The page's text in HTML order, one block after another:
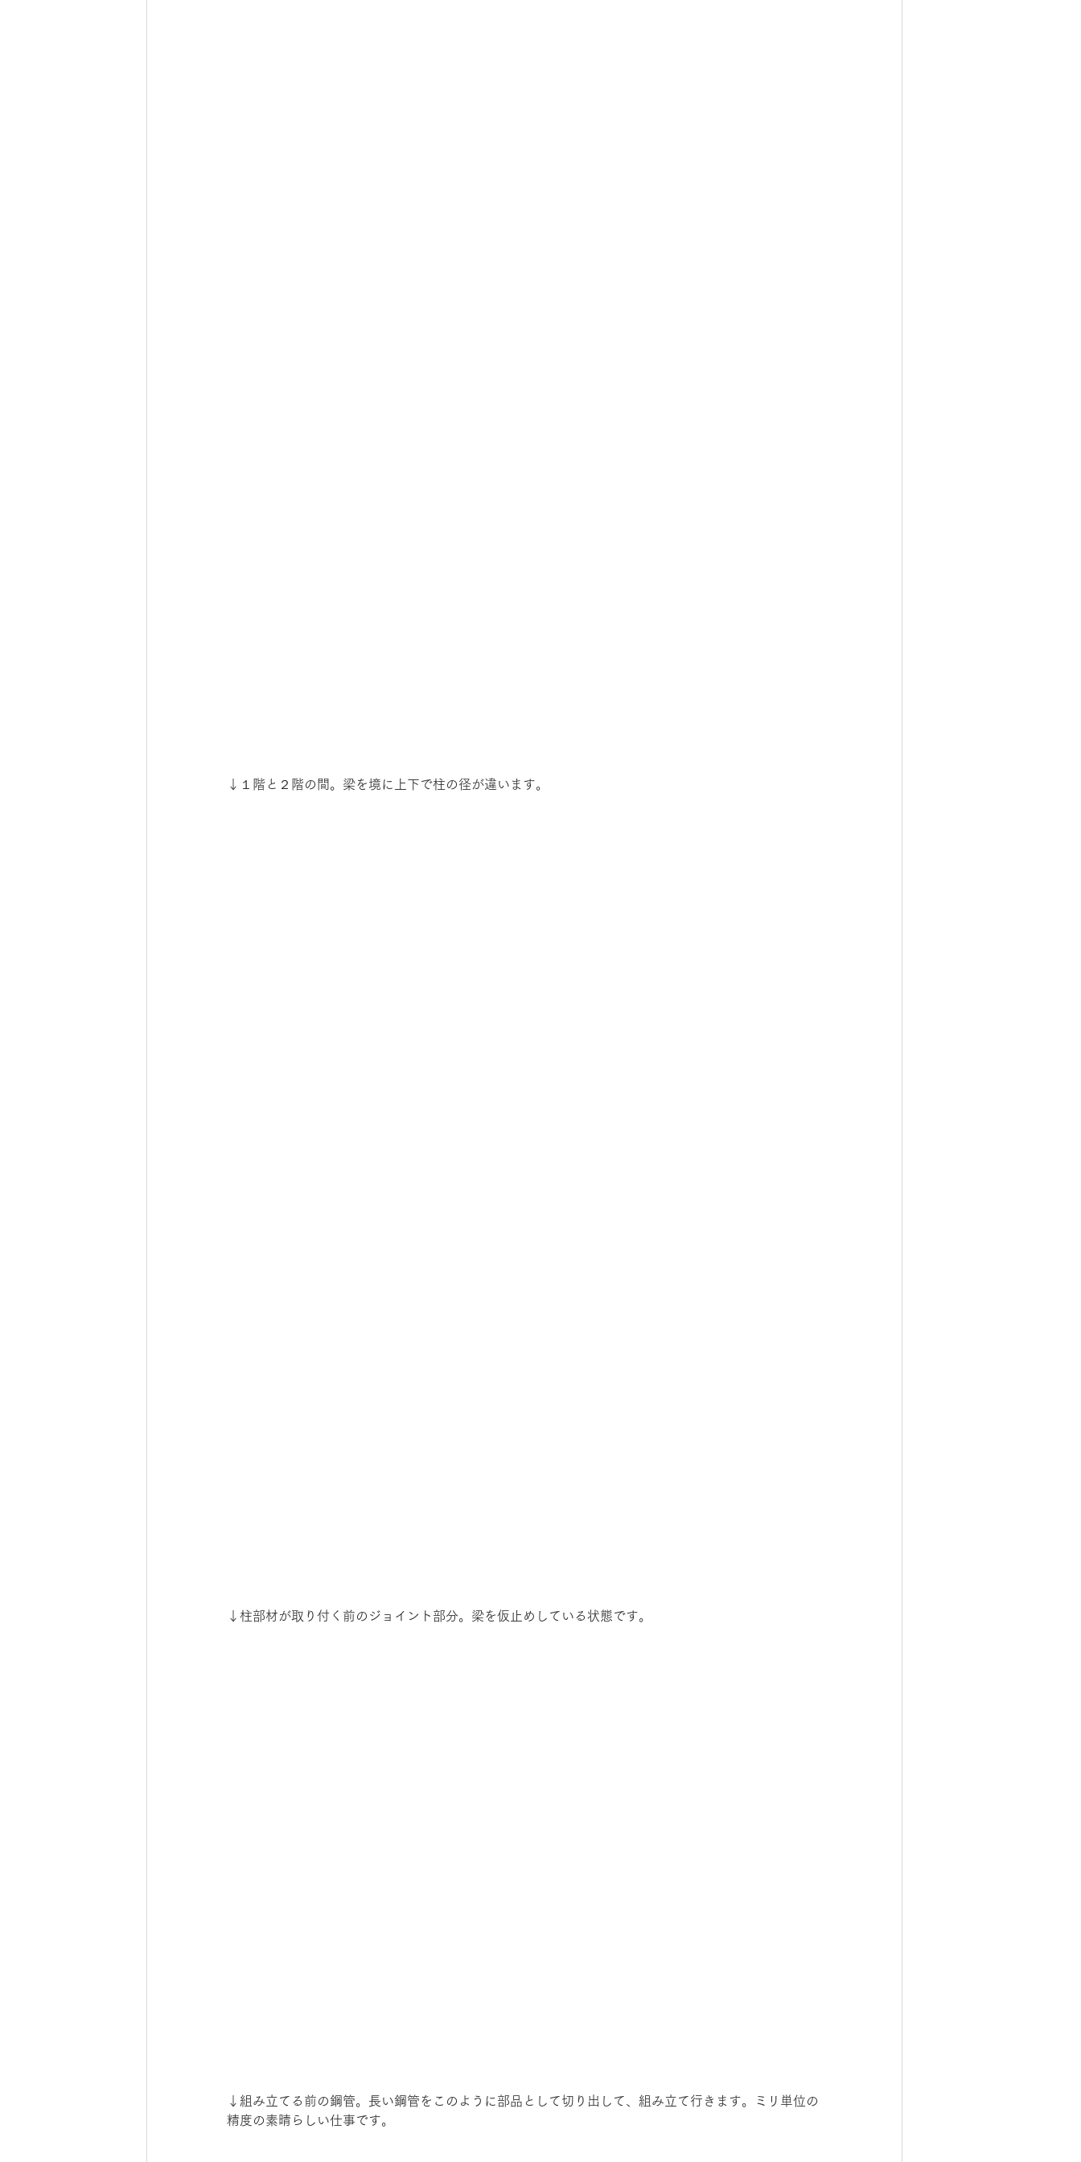
↓１階と２階の間。梁を境に上下で柱の径が違います。
↓柱部材が取り付く前のジョイント部分。梁を仮止めしている状態です。
↓組み立てる前の鋼管。長い鋼管をこのように部品として切り出して、組み立て行きます。ミリ単位の
精度の素晴らしい仕事です。